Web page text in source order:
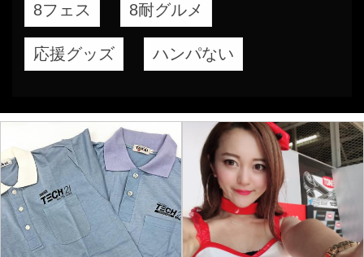
8フェス 8耐グルメ
応援グッズ ハンパない